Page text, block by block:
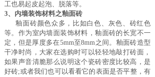
工也易起皮起泡、脱落等。
3、内墙装饰材料之釉面砖
釉面砖颜色众多，比如白色、灰色、砖红色
等。作为室内墙面装饰材料，釉面砖的长宽不一
定，但是厚度多在5mm至8mm之间。釉面砖造型
干净时尚，大家在选购时可以轻轻地敲打砖面，
如果声音清脆那么说明这个瓷砖密度比较高，是
好砖;或者我们也可以看看它的表面是否平整，有